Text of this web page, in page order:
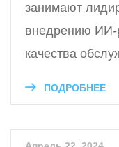
занимают
внедрению
качества
ПОДРОБНЕЕ